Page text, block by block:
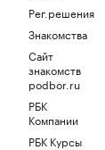
Рег.решения
Знакомства
Сайт
знакомств
podbor.ru
РБК
Компании
РБК Курсы